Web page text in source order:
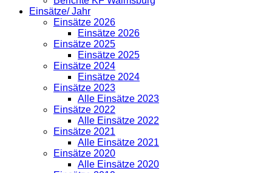
Einsätze/ Jahr
Einsätze 2026
Einsätze 2026
Einsätze 2025
Einsätze 2025
Einsätze 2024
Einsätze 2024
Einsätze 2023
Alle Einsätze 2023
Einsätze 2022
Alle Einsätze 2022
Einsätze 2021
Alle Einsätze 2021
Einsätze 2020
Alle Einsätze 2020